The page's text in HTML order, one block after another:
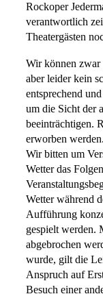
Rockoper
verantwortlich
Theatergästen
Wir können zwar
aber leider kein
entsprechend
um die Sicht der
beeinträchtigen.
erworben werden.
Wir bitten um
Wetter das
Wetter während
Aufführung
gespielt werden.
abgebrochen
wurde, gilt die
Anspruch auf
Besuch einer